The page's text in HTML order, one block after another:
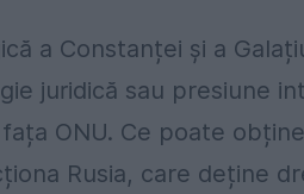
a Constanței și a
juridică sau presiune
ONU. Ce poate
Rusia, care deține